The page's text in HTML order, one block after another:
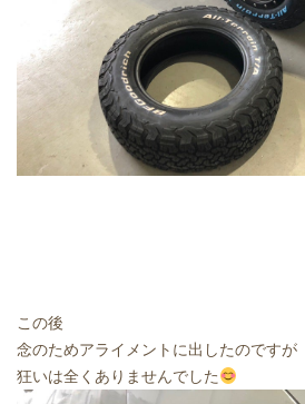
この後
念のためアライメントに出したのですが
狂いは全くありませんでした